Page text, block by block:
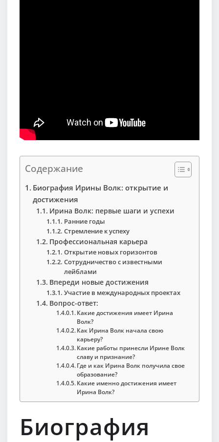
Содержание
Биография Ирины Волк: открытие и
достижения
Ирина Волк: первые шаги и успехи
Ранние годы
Стремление к успеху
Профессиональная карьера
Открытие новых горизонтов
Сотрудничество с известными
лейблами
Впереди новые достижения
Участие в международных проектах
Вопрос-ответ:
Какие достижения имеет Ирина
Волк?
Как Ирина Волк начала свою
карьеру?
Какие работы принесли Ирине Волк
славу и признание?
Где и как Ирина Волк получила свое
образование?
Какие именно достижения имеет
Ирина Волк?
Биография